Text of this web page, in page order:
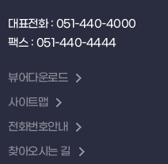
대표전화 : 051-440-4000
팩스 : 051-440-4444
뷰어다운로드
사이트맵
전화번호안내
찾아오시는 길